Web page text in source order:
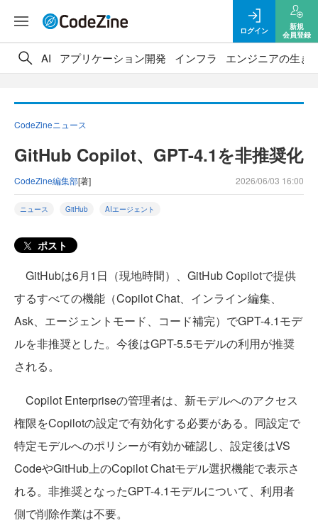
ログイン
新規
会員登録
AI アプリケーション開発 インフラ エンジニアの生き
CodeZineニュース
GitHub Copilot、GPT-4.1を非推奨化
CodeZine編集部[著] 2026/06/03 16:00
ニュース GitHub AIエージェント
ポスト
GitHubは6月1日（現地時間）、GitHub Copilotで提供
するすべての機能（Copilot Chat、インライン編集、
Ask、エージェントモード、コード補完）でGPT-4.1モデ
ルを非推奨とした。今後はGPT-5.5モデルの利用が推奨
される。
Copilot Enterpriseの管理者は、新モデルへのアクセス
権限をCopilotの設定で有効化する必要がある。同設定で
特定モデルへのポリシーが有効か確認し、設定後はVS
CodeやGitHub上のCopilot Chatモデル選択機能で表示さ
れる。非推奨となったGPT-4.1モデルについて、利用者
側で削除作業は不要。